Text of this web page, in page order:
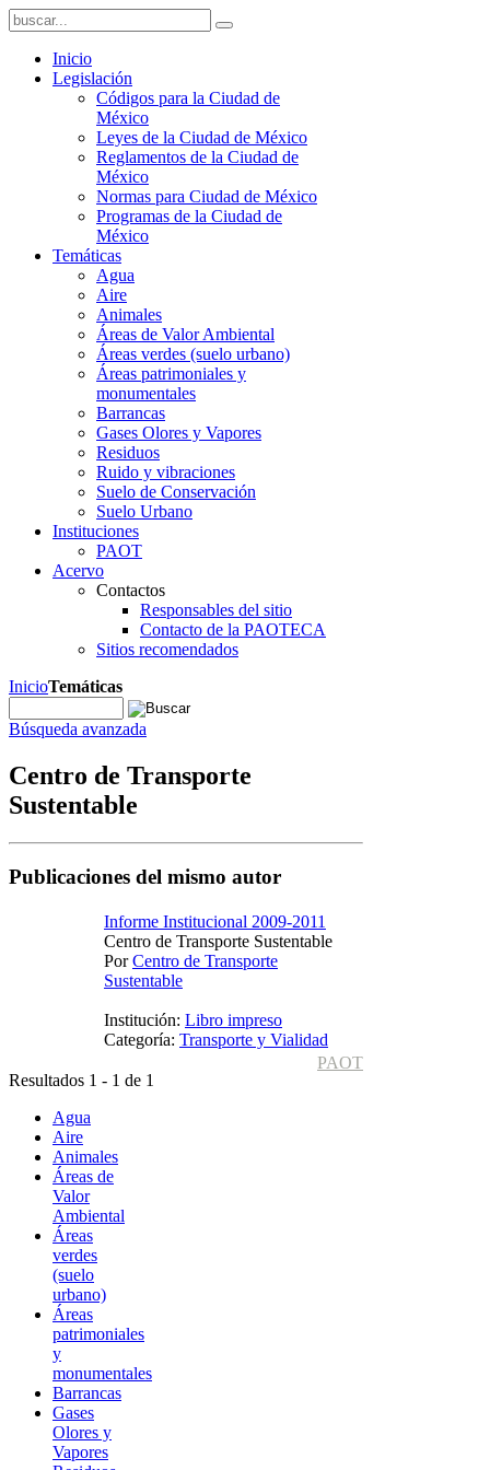
Inicio
Legislación
Códigos para la Ciudad de
México
Leyes de la Ciudad de México
Reglamentos de la Ciudad de
México
Normas para Ciudad de México
Programas de la Ciudad de
México
Temáticas
Agua
Aire
Animales
Áreas de Valor Ambiental
Áreas verdes (suelo urbano)
Áreas patrimoniales y
monumentales
Barrancas
Gases Olores y Vapores
Residuos
Ruido y vibraciones
Suelo de Conservación
Suelo Urbano
Instituciones
PAOT
Acervo
Contactos
Responsables del sitio
Contacto de la PAOTECA
Sitios recomendados
InicioTemáticas
Búsqueda avanzada
Centro de Transporte
Sustentable
Publicaciones del mismo autor
Informe Institucional 2009-2011
Centro de Transporte Sustentable
PorCentro de Transporte
Sustentable
Institución: Libro impreso
Categoría: Transporte y Vialidad
PAOT
Resultados 1 - 1 de 1
Agua
Aire
Animales
Áreas de
Valor
Ambiental
Áreas
verdes
(suelo
urbano)
Áreas
patrimoniales
y
monumentales
Barrancas
Gases
Olores y
Vapores